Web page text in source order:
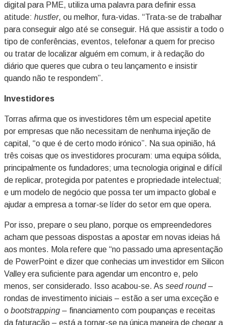
digital para PME, utiliza uma palavra para definir essa
atitude: hustler, ou melhor, fura-vidas. “Trata-se de trabalhar
para conseguir algo até se conseguir. Há que assistir a todo o
tipo de conferências, eventos, telefonar a quem for preciso
ou tratar de localizar alguém em comum, ir à redação do
diário que queres que cubra o teu lançamento e insistir
quando não te respondem”.
Investidores
Torras afirma que os investidores têm um especial apetite
por empresas que não necessitam de nenhuma injeção de
capital, “o que é de certo modo irónico”. Na sua opinião, há
três coisas que os investidores procuram: uma equipa sólida,
principalmente os fundadores; uma tecnologia original e difícil
de replicar, protegida por patentes e propriedade intelectual;
e um modelo de negócio que possa ter um impacto global e
ajudar a empresa a tornar-se líder do setor em que opera.
Por isso, prepare o seu plano, porque os empreendedores
acham que pessoas dispostas a apostar em novas ideias há
aos montes. Mola refere que “no passado uma apresentação
de PowerPoint e dizer que conhecias um investidor em Silicon
Valley era suficiente para agendar um encontro e, pelo
menos, ser considerado. Isso acabou-se. As seed round–
rondas de investimento iniciais – estão a ser uma exceção e
o bootstrapping – financiamento com poupanças e receitas
da faturação – está a tornar-se na única maneira de chegar a